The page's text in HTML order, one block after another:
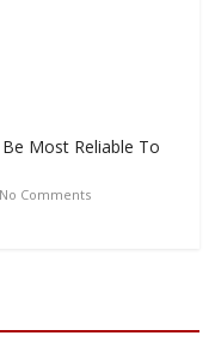
Most Reliable To
No Comments